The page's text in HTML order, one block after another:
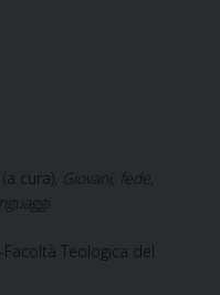
cura), Giovani, fede,
Teologica del